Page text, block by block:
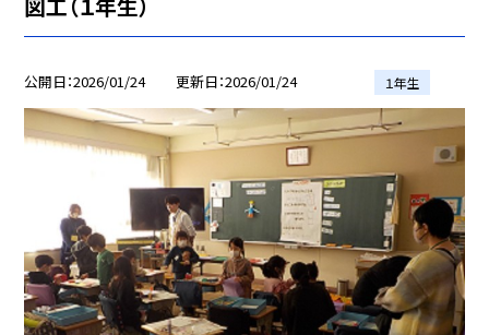
公開日 2026/01/24 更新日 2026/01/24 １年生